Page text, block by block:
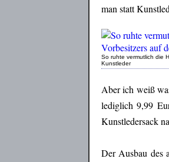
man statt
So ruhte vermutlich die
Kunstleder
Aber ich weiß
lediglich 9,99
Kunstledersack
Der Ausbau des